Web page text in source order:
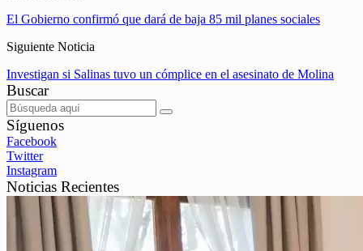
El Gobierno confirmó que dará de baja 85 mil planes sociales
Siguiente Noticia
Investigan si Salinas tuvo un cómplice en el asesinato de Molina
Buscar
Síguenos
Facebook
Twitter
Instagram
Noticias Recientes